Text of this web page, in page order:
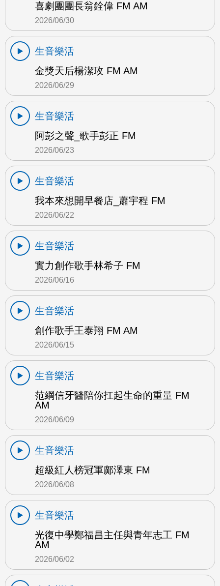
喜劇團團長翁銓偉 FM AM
2026/06/30
生音樂活
金獎天后楊潔玫 FM AM
2026/06/29
生音樂活
阿彭之聲_歌手彭正 FM
2026/06/23
生音樂活
我本來想開早餐店_蕭宇程 FM
2026/06/22
生音樂活
實力創作歌手林希子 FM
2026/06/16
生音樂活
創作歌手王泰翔 FM AM
2026/06/15
生音樂活
范綱信牙醫陪你扛起生命的重量 FM
AM
2026/06/09
生音樂活
超級紅人榜冠軍鄺澤東 FM
2026/06/08
生音樂活
光復中學鄭福昌主任與青年志工 FM
AM
2026/06/02